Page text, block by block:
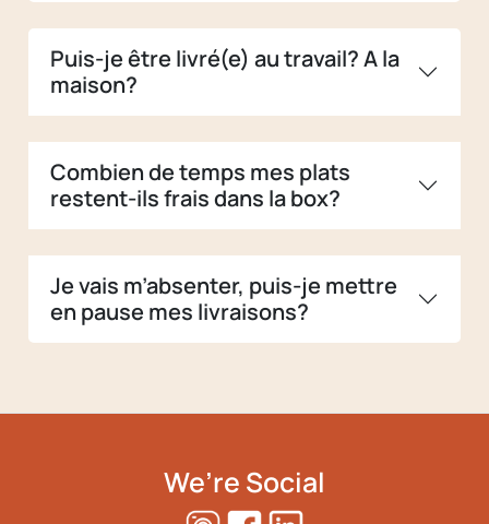
Puis-je être livré(e) au travail? A la
maison?
Combien de temps mes plats
restent-ils frais dans la box?
Je vais m’absenter, puis-je mettre
en pause mes livraisons?
We’re Social